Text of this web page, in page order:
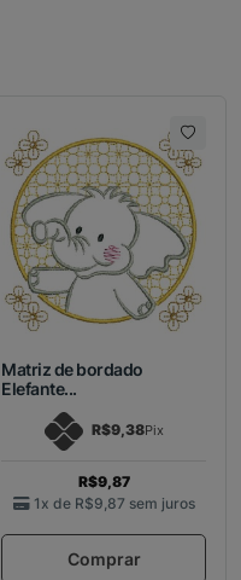
Matriz de bordado
Elefante...
R$9,38Pix
R$9,87
1x de R$9,87 sem juros
Comprar